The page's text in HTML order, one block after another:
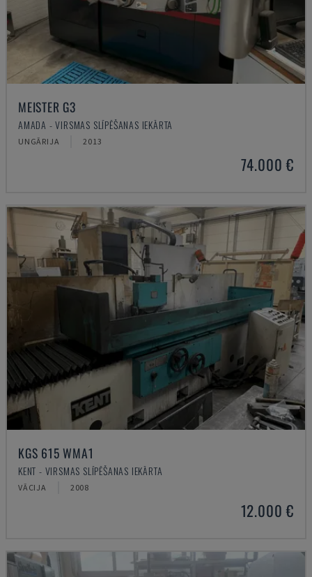
MEISTER G3
AMADA - VIRSMAS SLĪPĒŠANAS IEKĀRTA
UNGĀRIJA 2013
74.000 €
KGS 615 WMA1
KENT - VIRSMAS SLĪPĒŠANAS IEKĀRTA
VĀCIJA 2008
12.000 €